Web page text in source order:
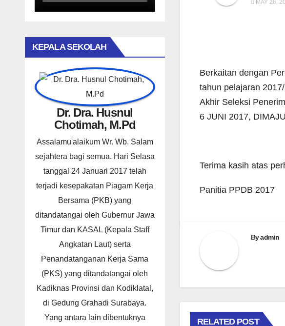
KEPALA SEKOLAH
Dr. Dra. Husnul
Chotimah, M.Pd
Assalamu'alaikum Wr. Wb. Salam
sejahtera bagi semua. Hari Selasa
tanggal 24 Januari 2017 telah
terjadi kesepakatan Piagam Kerja
Bersama (PKB) yang
ditandatangai oleh Gubernur Jawa
Timur dan KASAL (Kepala Staff
Angkatan Laut) serta
Penandatanganan Kerja Sama
(PKS) yang ditandatangai oleh
Kadiknas Provinsi dan Kodiklatal,
di Gedung Grahadi Surabaya.
Yang antara lain dibentuknya
MAY 26,
Berkaitan dengan
tahun pelajaran
Akhir Seleksi
6 JUNI 2017,
Terima kasih atas
Panitia PPDB 2017
Byadmin
RELATED POST